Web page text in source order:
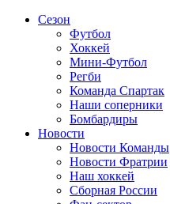
Сезон
Футбол
Хоккей
Мини-Футбол
Регби
Команда Спартак
Наши соперники
Бомбардиры
Новости
Новости Команды
Новости Фратрии
Наш хоккей
Сборная России